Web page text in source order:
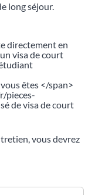
long séjour.
directement en
visa de court
êtes </span>
pieces-
de visa de court
vous devrez